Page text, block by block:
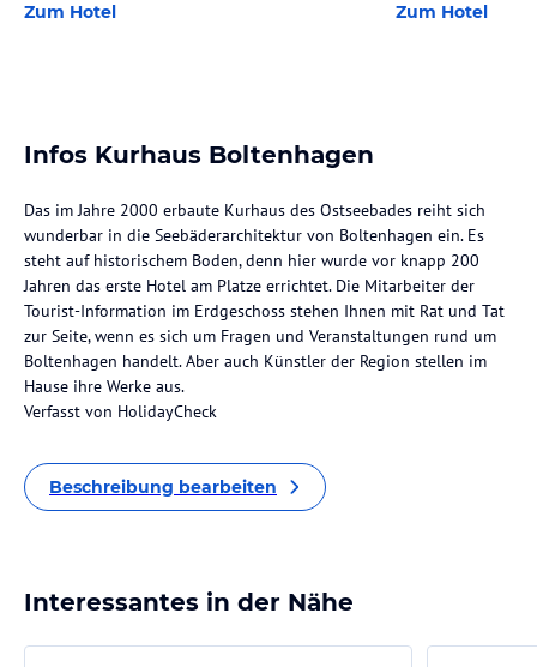
Zum Hotel Zum Hotel
Infos Kurhaus Boltenhagen
Das im Jahre 2000 erbaute Kurhaus des Ostseebades reiht sich
wunderbar in die Seebäderarchitektur von Boltenhagen ein. Es
steht auf historischem Boden, denn hier wurde vor knapp 200
Jahren das erste Hotel am Platze errichtet. Die Mitarbeiter der
Tourist-Information im Erdgeschoss stehen Ihnen mit Rat und Tat
zur Seite, wenn es sich um Fragen und Veranstaltungen rund um
Boltenhagen handelt. Aber auch Künstler der Region stellen im
Hause ihre Werke aus.
Verfasst von HolidayCheck
Beschreibung bearbeiten
Interessantes in der Nähe